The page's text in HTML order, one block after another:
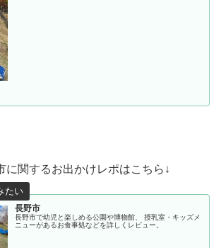
に関するお出かけレポはこちら↓
長野市
長野市で幼児と楽しめる公園や博物館、 授乳室・キッズメ
ニューがあるお食事処などを詳しくレビュー。